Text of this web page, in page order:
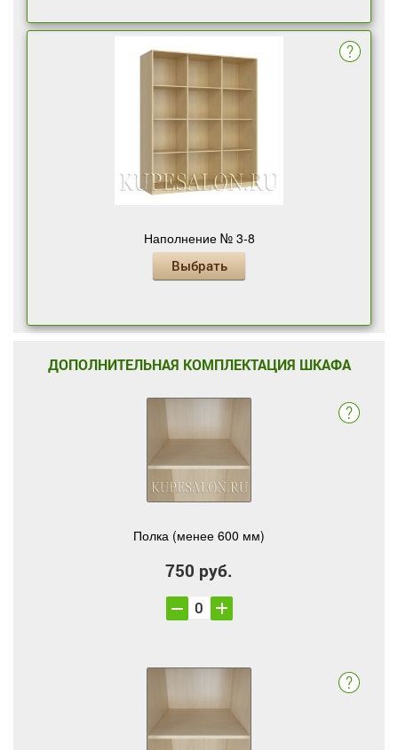
Наполнение № 3-8
Выбрать
ДОПОЛНИТЕЛЬНАЯ КОМПЛЕКТАЦИЯ ШКАФА
Полка (менее 600 мм)
750 руб.